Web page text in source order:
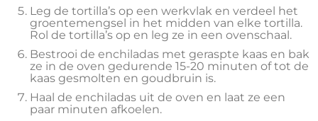
Leg de tortilla’s op een werkvlak en verdeel het
groentemengsel in het midden van elke tortilla.
Rol de tortilla’s op en leg ze in een ovenschaal.
Bestrooi de enchiladas met geraspte kaas en bak
ze in de oven gedurende 15-20 minuten of tot de
kaas gesmolten en goudbruin is.
Haal de enchiladas uit de oven en laat ze een
paar minuten afkoelen.